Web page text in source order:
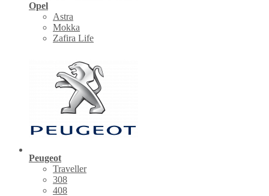
Opel
Astra
Mokka
Zafira Life
Peugeot
Traveller
308
408